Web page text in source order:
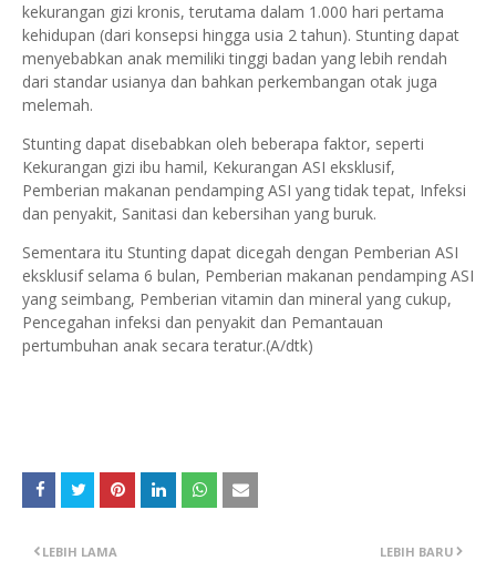
kekurangan gizi kronis, terutama dalam 1.000 hari pertama
kehidupan (dari konsepsi hingga usia 2 tahun). Stunting dapat
menyebabkan anak memiliki tinggi badan yang lebih rendah
dari standar usianya dan bahkan perkembangan otak juga
melemah.
Stunting dapat disebabkan oleh beberapa faktor, seperti
Kekurangan gizi ibu hamil, Kekurangan ASI eksklusif,
Pemberian makanan pendamping ASI yang tidak tepat, Infeksi
dan penyakit, Sanitasi dan kebersihan yang buruk.
Sementara itu Stunting dapat dicegah dengan Pemberian ASI
eksklusif selama 6 bulan, Pemberian makanan pendamping ASI
yang seimbang, Pemberian vitamin dan mineral yang cukup,
Pencegahan infeksi dan penyakit dan Pemantauan
pertumbuhan anak secara teratur.(A/dtk)
LEBIH BARU
LEBIH LAMA